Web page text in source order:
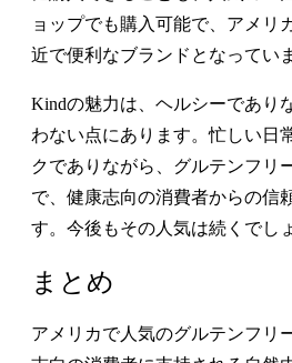
ョップでも購入可能で、アメリ
近で便利なブランドとなってい
Kindの魅力は、ヘルシーであり
わない点にあります。忙しい日
クでありながら、グルテンフリ
で、健康志向の消費者からの信
す。今後もその人気は続くでし
まとめ
アメリカで人気のグルテンフリ